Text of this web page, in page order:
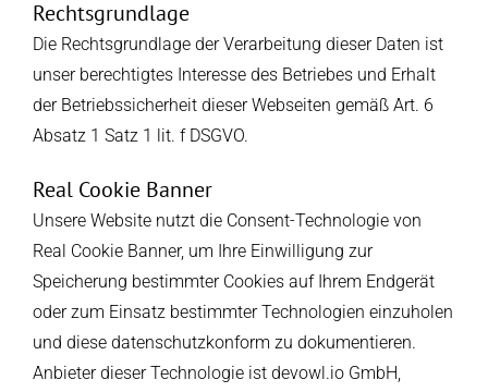
Rechtsgrundlage
Die Rechtsgrundlage der Verarbeitung dieser Daten ist
unser berechtigtes Interesse des Betriebes und Erhalt
der Betriebssicherheit dieser Webseiten gemäß Art. 6
Absatz 1 Satz 1 lit. f DSGVO.
Real Cookie Banner
Unsere Website nutzt die Consent-Technologie von
Real Cookie Banner, um Ihre Einwilligung zur
Speicherung bestimmter Cookies auf Ihrem Endgerät
oder zum Einsatz bestimmter Technologien einzuholen
und diese datenschutzkonform zu dokumentieren.
Anbieter dieser Technologie ist devowl.io GmbH,